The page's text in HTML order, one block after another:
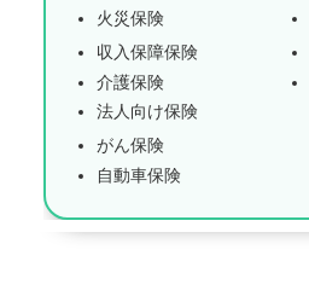
火災保険
収入保障保険
介護保険
法人向け保険
がん保険
自動車保険